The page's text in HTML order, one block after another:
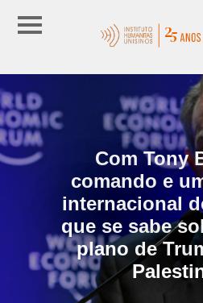
Com Tony
comando e
internacional
que se sabe
plano de